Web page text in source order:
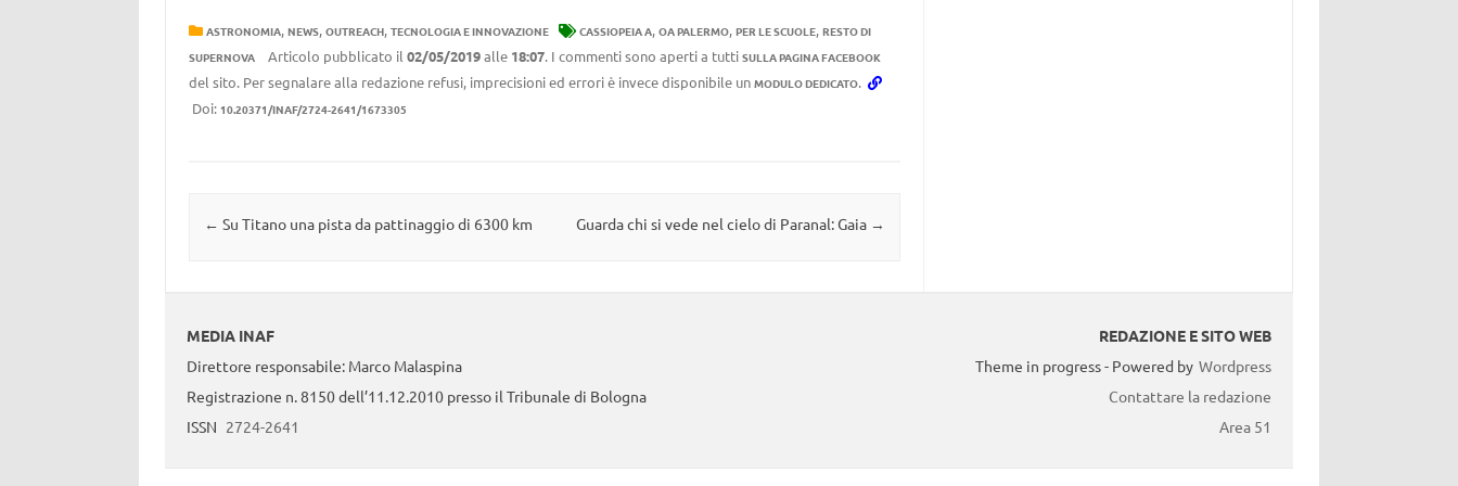
ASTRONOMIA, NEWS, OUTREACH, TECNOLOGIA E INNOVAZIONE CASSIOPEIA A, OA PALERMO, PER LE SCUOLE, RESTO DI
SUPERNOVA
Articolo pubblicato il 02/05/2019alle 18:07. I commenti sono aperti a tutti SULLA PAGINA FACEBOOK
del sito. Per segnalare alla redazione refusi, imprecisioni ed errori è invece disponibile un MODULO DEDICATO.
Doi: 10.20371/INAF/2724-2641/1673305
Navigazione articolo
← Su Titano una pista da pattinaggio di 6300 km Guarda chi si vede nel cielo di Paranal: Gaia →
MEDIA INAF
Direttore responsabile: Marco Malaspina
Registrazione n. 8150 dell’11.12.2010 presso il Tribunale di Bologna
ISSN 2724-2641
REDAZIONE E SITO WEB
Theme in progress - Powered by Wordpress
Contattare la redazione
Area 51